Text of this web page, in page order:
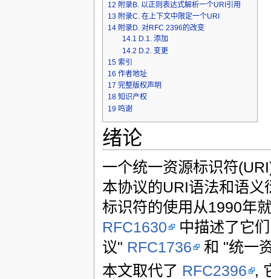
12 附录B. 以正则表达式解析一个URI引用
13 附录C. 在上下文中限定一个URI
14 附录D. 对RFC 2396的改变
14.1 D.1. 添加
14.2 D.2. 变更
15 索引
16 作者地址
17 完整版权声明
18 知识产权
19 鸣谢
绪论
一个统一资源标识符
本协议的URI语法和语
标识符的使用从1990年
RFC1630 中描述了它
议" RFC1736 和 "统一
本文取代了 RFC2396 ,